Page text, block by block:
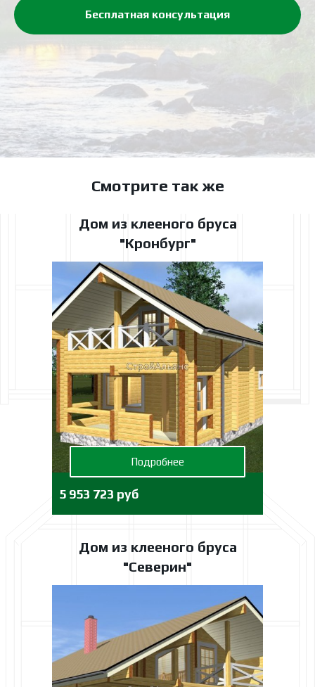
Бесплатная консультация
Смотрите так же
Дом из клееного бруса
"Северин"
Дом из клееного бруса
"Кронбург"
5 953 723 руб
Подробнее